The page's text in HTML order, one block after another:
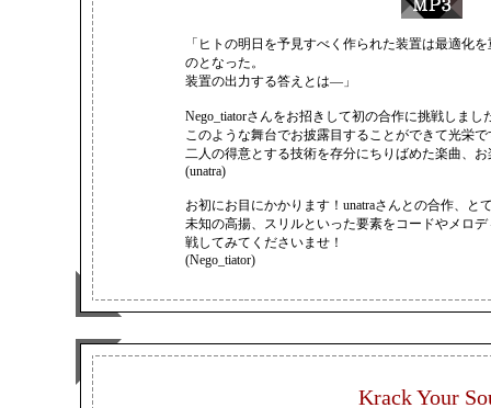
こちら
「ヒトの明日を予見すべく作られた装置は最適化
のとなった。
装置の出力する答えとは―」
Nego_tiatorさんをお招きして初の合作に挑戦しまし
このような舞台でお披露目することができて光栄で
二人の得意とする技術を存分にちりばめた楽曲、
(unatra)
お初にお目にかかります！unatraさんとの合作、と
未知の高揚、スリルといった要素をコードやメロ
戦してみてくださいませ！
(Nego_tiator)
Krack Your